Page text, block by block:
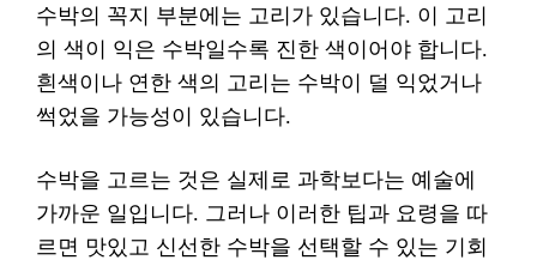
수박의 꼭지 부분에는 고리가 있습니다. 이 고리
의 색이 익은 수박일수록 진한 색이어야 합니다.
흰색이나 연한 색의 고리는 수박이 덜 익었거나
썩었을 가능성이 있습니다.
수박을 고르는 것은 실제로 과학보다는 예술에
가까운 일입니다. 그러나 이러한 팁과 요령을 따
르면 맛있고 신선한 수박을 선택할 수 있는 기회